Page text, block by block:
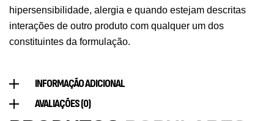
hipersensibilidade, alergia e quando estejam descritas
interações de outro produto com qualquer um dos
constituintes da formulação.
INFORMAÇÃO ADICIONAL
AVALIAÇÕES (0)
Vitamin D3 + K2 90 Comprimidos Ostrovit
Saúde Óssea,
Magnesium + Potassium 20 Comprimidos